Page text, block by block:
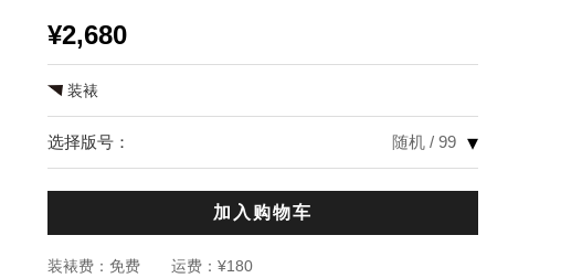
¥2,680
装裱
选择版号： ▾
随机 / 99
加入购物车
装裱费： 免费 运费： ¥180
作品《游龙戏
个游走于中国